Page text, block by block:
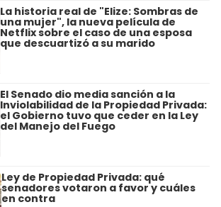
La historia real de "Elize: Sombras de
una mujer", la nueva película de
Netflix sobre el caso de una esposa
que descuartizó a su marido
El Senado dio media sanción a la
Inviolabilidad de la Propiedad Privada:
el Gobierno tuvo que ceder en la Ley
del Manejo del Fuego
Ley de Propiedad Privada: qué
senadores votaron a favor y cuáles
en contra